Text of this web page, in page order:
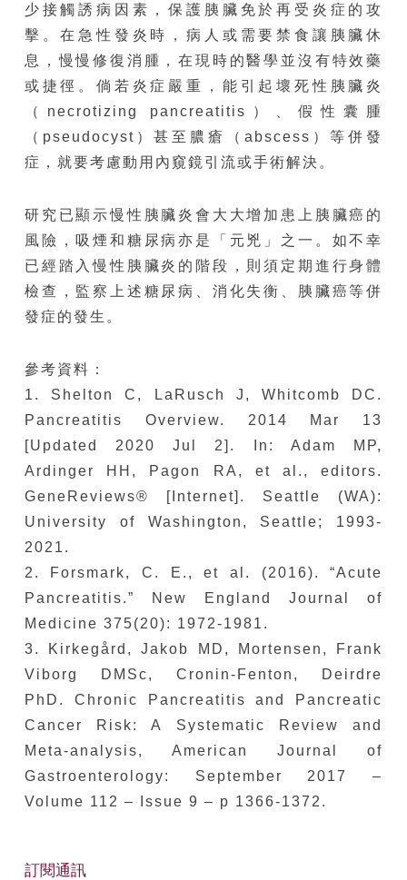
少接觸誘病因素，保護胰臟免於再受炎症的攻
擊。在急性發炎時，病人或需要禁食讓胰臟休
息，慢慢修復消腫，在現時的醫學並沒有特效藥
或捷徑。倘若炎症嚴重，能引起壞死性胰臟炎
（necrotizing pancreatitis）、假性囊腫
（pseudocyst）甚至膿瘡（abscess）等併發
症，就要考慮動用內窺鏡引流或手術解決。
研究已顯示慢性胰臟炎會大大增加患上胰臟癌的
風險，吸煙和糖尿病亦是「元兇」之一。如不幸
已經踏入慢性胰臟炎的階段，則須定期進行身體
檢查，監察上述糖尿病、消化失衡、胰臟癌等併
發症的發生。
參考資料：
1. Shelton C, LaRusch J, Whitcomb DC.
Pancreatitis Overview. 2014 Mar 13
[Updated 2020 Jul 2]. In: Adam MP,
Ardinger HH, Pagon RA, et al., editors.
GeneReviews® [Internet]. Seattle (WA):
University of Washington, Seattle; 1993-
2021.
2. Forsmark, C. E., et al. (2016). “Acute
Pancreatitis.” New England Journal of
Medicine 375(20): 1972-1981.
3. Kirkegård, Jakob MD, Mortensen, Frank
Viborg DMSc, Cronin-Fenton, Deirdre
PhD. Chronic Pancreatitis and Pancreatic
Cancer Risk: A Systematic Review and
Meta-analysis, American Journal of
Gastroenterology: September 2017 –
Volume 112 – Issue 9 – p 1366-1372.
訂閱通訊